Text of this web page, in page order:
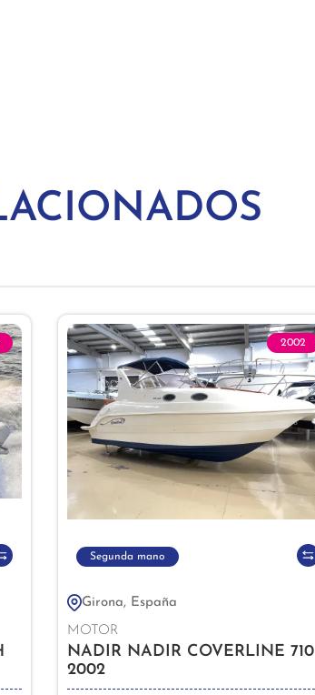
2002
Segunda mano
Girona, España
MOTOR
NADIR NADIR COVERLINE 710
2002